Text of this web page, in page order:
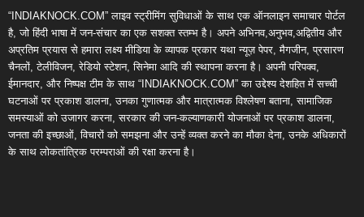
“INDIAKNOCK.COM” लाइव स्ट्रीमिंग सुविधाओं के साथ एक ऑनलाइन समाचार पोर्टल
है, जो हिंदी भाषा में जन-संचार का एक सशक्त स्तम्भ है। अपने अभिनव,अनुभव,अद्वितीय और
अप्रतिम प्रयास से हमारा लक्ष्य मीडिया के व्यापक प्रकार यथा न्यूज़ पेपर, मैगजीन, प्रसारण
चैनलों, टेलीविजन, रेडियो स्टेशन, सिनेमा आदि की स्थापना करना है। अपनी परिपक्व,
ईमानदार, और निष्पक्ष टीम के साथ “INDIAKNOCK.COM” का उद्देश्य देशहित में सच्ची
घटनाओं पर प्रकाश डालना, उनका गुणात्मक और मात्रात्मक विश्लेषण बताना, सामाजिक
समस्याओं को उजागर करना, सरकार की जन-कल्याणकारी योजनाओं पर प्रकाश डालना,
जनता की इच्छाओं, विचारों को समझना और उन्हें व्यक्त करने का मौका देना, उनके अधिकारों
के साथ लोकतांत्रिक परम्पराओं की रक्षा करना है।